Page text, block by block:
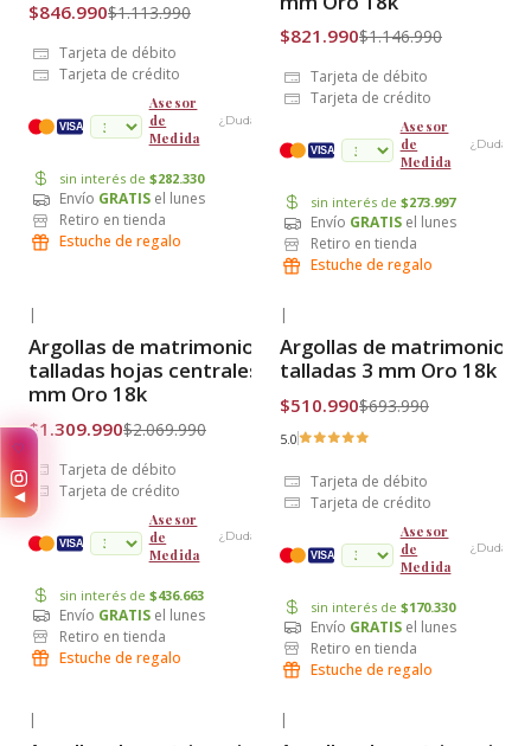
$846.990$1.113.990
Tarjeta de débito
Tarjeta de crédito
VISA
Asesor
de
Medida
¿Dudas?
sin interés de $282.330
Envío GRATIS el lunes
Retiro en tienda
Estuche de regalo
$821.990$1.146.990
Tarjeta de débito
Tarjeta de crédito
VISA
Asesor
de
Medida
¿Dudas?
sin interés de $273.997
Envío GRATIS el lunes
Retiro en tienda
Estuche de regalo
Envío Gratis
|
Argollas de matrimonio
talladas hojas centrales 7
mm Oro 18k
$1.309.990$2.069.990
Tarjeta de débito
Tarjeta de crédito
VISA
Asesor
de
Medida
¿Dudas? cuotas
sin interés de $436.663
Envío GRATIS el lunes
Retiro en tienda
Estuche de regalo
Envío Gratis
|
Argollas de matrimonio
talladas 3 mm Oro 18k
$510.990$693.990
5.0
Tarjeta de débito
Tarjeta de crédito
VISA
Asesor
de
Medida
¿Dudas?
sin interés de $170.330
Envío GRATIS el lunes
Retiro en tienda
Estuche de regalo
| |
✨
◀